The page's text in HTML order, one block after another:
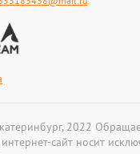
2022
сайт носит